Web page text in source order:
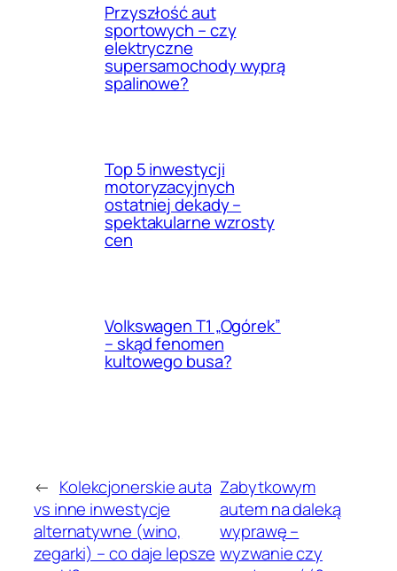
Przyszłość aut
sportowych – czy
elektryczne
supersamochody wyprą
spalinowe?
Top 5 inwestycji
motoryzacyjnych
ostatniej dekady –
spektakularne wzrosty
cen
Volkswagen T1 „Ogórek”
– skąd fenomen
kultowego busa?
← Kolekcjonerskie auta
vs inne inwestycje
alternatywne (wino,
zegarki) – co daje lepsze
Zabytkowym
autem na daleką
wyprawę –
wyzwanie czy